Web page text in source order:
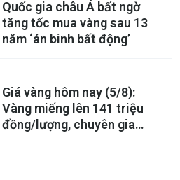
lừa đảo xuyên quốc gia
Quốc gia châu Á bất ngờ
tăng tốc mua vàng sau 13
năm ‘án binh bất động’
Giá vàng hôm nay (5/8):
Vàng miếng lên 141 triệu
đồng/lượng, chuyên gia